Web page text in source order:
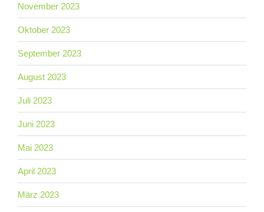
November 2023
Oktober 2023
September 2023
August 2023
Juli 2023
Juni 2023
Mai 2023
April 2023
März 2023